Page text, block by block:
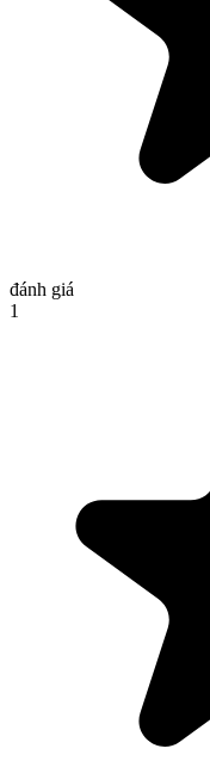
đánh giá
1